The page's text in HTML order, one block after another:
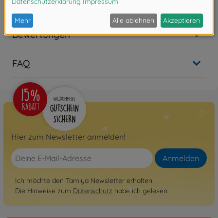
Bewertungen
FAQ
Hier zum Newsletter anmelden!
Anmelden
Ich möchte den Tamiya Newsletter erhalten.
Die Hinweise zum Datenschutz habe ich gelesen.